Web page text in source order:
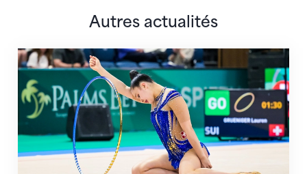
Autres actualités
Prochaine étape : les Championnats du monde